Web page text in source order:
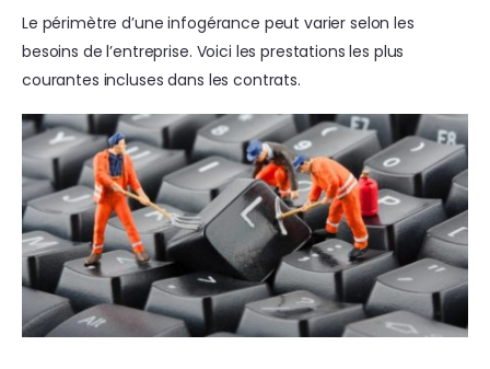
Le périmètre d’une infogérance peut varier selon les
besoins de l’entreprise. Voici les prestations les plus
courantes incluses dans les contrats.